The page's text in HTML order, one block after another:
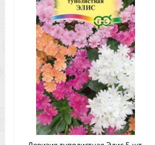
Доставка
Оптовикам